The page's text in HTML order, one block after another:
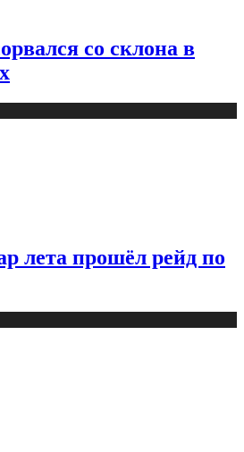
со склона в
лета прошёл рейд по